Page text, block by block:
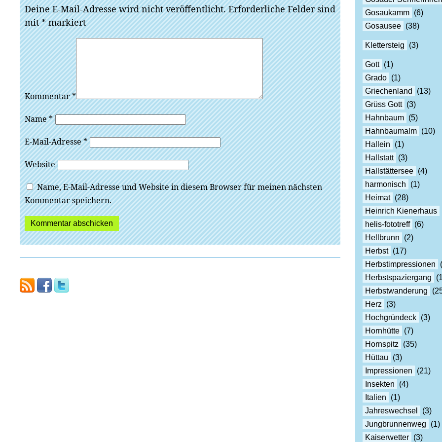
Deine E-Mail-Adresse wird nicht veröffentlicht. Erforderliche Felder sind
mit*markiert
Kommentar*
Name*
E-Mail-Adresse*
Website
Name, E-Mail-Adresse und Website in diesem Browser für meinen nächsten
Kommentar speichern.
Gosaukamm (6)
Gosausee (38)
Klettersteig (3)
Gott (1)
Grado (1)
Griechenland
(13)
Grüss Gott (3)
Hahnbaum (5)
Hahnbaumalm (10)
Hallein
(1)
Hallstatt (3)
Hallstättersee (4)
harmonisch
(1)
Heimat (28)
Heinrich Kienerhaus
helis-fototreff (6)
Hellbrunn
(2)
Herbst (17)
Herbstimpressionen
Herbstspaziergang
Herbstwanderung
Herz
(3)
Hochgründeck (3)
Hornhütte (7)
Hornspitz
(35)
Hüttau
(3)
Impressionen
(21)
Insekten
(4)
Italien
(1)
Jahreswechsel
(3)
Jungbrunnenweg
(1)
Kaiserwetter (3)